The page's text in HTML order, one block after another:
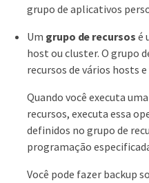
grupo de aplicativos
Um grupo de recursos é
host ou cluster. O grupo
recursos de vários hosts
Quando você executa
recursos, executa essa
definidos no grupo de
programação
Você pode fazer backup